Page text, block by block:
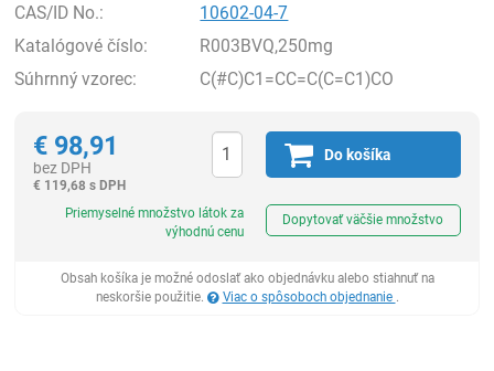
CAS/ID No.:
10602-04-7
Katalógové číslo:
R003BVQ,250mg
Súhrnný vzorec:
C(#C)C1=CC=C(C=C1)CO
€ 98,91
bez DPH
€ 119,68 s DPH
Do košíka
Priemyselné množstvo látok za
výhodnú cenu
Dopytovať väčšie množstvo
Obsah košíka je možné odoslať ako objednávku alebo stiahnuť na
neskoršie použitie.
Viac o spôsoboch objednanie .